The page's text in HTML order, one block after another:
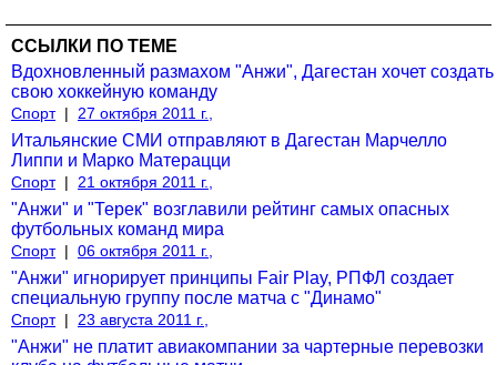
ССЫЛКИ ПО ТЕМЕ
Вдохновленный размахом "Анжи", Дагестан хочет создать
свою хоккейную команду
Спорт | 27 октября 2011 г.,
Итальянские СМИ отправляют в Дагестан Марчелло
Липпи и Марко Матерацци
Спорт | 21 октября 2011 г.,
"Анжи" и "Терек" возглавили рейтинг самых опасных
футбольных команд мира
Спорт | 06 октября 2011 г.,
"Анжи" игнорирует принципы Fair Play, РПФЛ создает
специальную группу после матча с "Динамо"
Спорт | 23 августа 2011 г.,
"Анжи" не платит авиакомпании за чартерные перевозки